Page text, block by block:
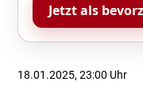
Jetzt als
18.01.2025, 23:00 Uhr